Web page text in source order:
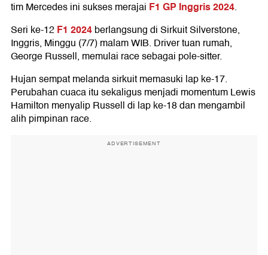
tim Mercedes ini sukses merajai F1 GP Inggris 2024.
Seri ke-12F1 2024berlangsung di Sirkuit Silverstone,
Inggris, Minggu (7/7) malam WIB. Driver tuan rumah,
George Russell, memulai race sebagai pole-sitter.
Hujan sempat melanda sirkuit memasuki lap ke-17.
Perubahan cuaca itu sekaligus menjadi momentum Lewis
Hamilton menyalip Russell di lap ke-18 dan mengambil
alih pimpinan race.
ADVERTISEMENT